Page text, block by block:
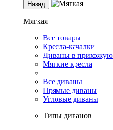
Назад
Мягкая
Все товары
Кресла-качалки
Диваны в прихожую
Мягкие кресла
Все диваны
Прямые диваны
Угловые диваны
Типы диванов